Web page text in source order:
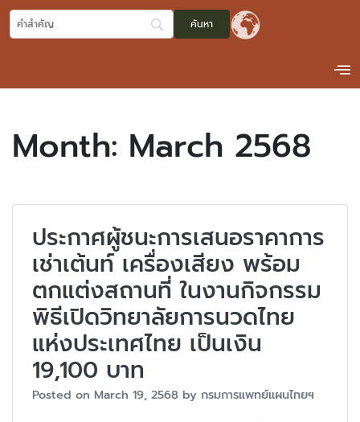
Month: March 2568
ประกาศผู้ชนะการเสนอราคาการ
เช่าเต้นท์ เครื่องเสียง พร้อม
ตกแต่งสถานที่ ในงานกิจกรรม
พิธีเปิดวิทยาลัยการนวดไทย
แห่งประเทศไทย เป็นเงิน
19,100 บาท
Posted on March 19, 2568 by กรมการแพทย์แผนไทยฯ